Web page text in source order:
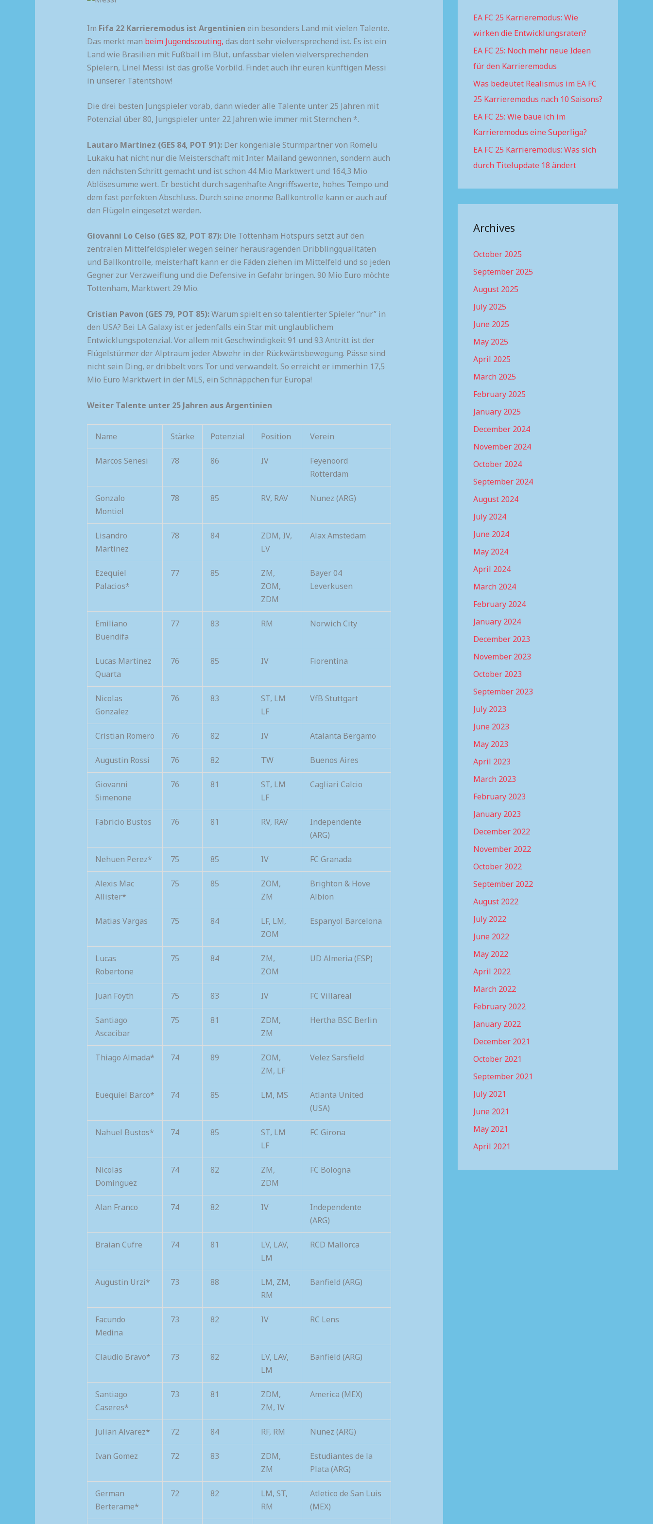
Im Fifa 22 Karrieremodus ist Argentinien ein besonders Land mit vielen Talente.
Das merkt man beim Jugendscouting, das dort sehr vielversprechend ist. Es ist ein
Land wie Brasilien mit Fußball im Blut, unfassbar vielen vielversprechenden
Spielern, Linel Messi ist das große Vorbild. Findet auch ihr euren künftigen Messi
in unserer Tatentshow!
Die drei besten Jungspieler vorab, dann wieder alle Talente unter 25 Jahren mit
Potenzial über 80, Jungspieler unter 22 Jahren wie immer mit Sternchen *.
Lautaro Martinez (GES 84, POT 91):Der kongeniale Sturmpartner von Romelu
Lukaku hat nicht nur die Meisterschaft mit Inter Mailand gewonnen, sondern auch
den nächsten Schritt gemacht und ist schon 44 Mio Marktwert und 164,3 Mio
Ablösesumme wert. Er besticht durch sagenhafte Angriffswerte, hohes Tempo und
dem fast perfekten Abschluss. Durch seine enorme Ballkontrolle kann er auch auf
den Flügeln eingesetzt werden.
Giovanni Lo Celso (GES 82, POT 87):Die Tottenham Hotspurs setzt auf den
zentralen Mittelfeldspieler wegen seiner herausragenden Dribblingqualitäten
und Ballkontrolle, meisterhaft kann er die Fäden ziehen im Mittelfeld und so jeden
Gegner zur Verzweiflung und die Defensive in Gefahr bringen. 90 Mio Euro möchte
Tottenham, Marktwert 29 Mio.
Cristian Pavon (GES 79, POT 85):Warum spielt en so talentierter Spieler “nur” in
den USA? Bei LA Galaxy ist er jedenfalls ein Star mit unglaublichem
Entwicklungspotenzial. Vor allem mit Geschwindigkeit 91 und 93 Antritt ist der
Flügelstürmer der Alptraum jeder Abwehr in der Rückwärtsbewegung. Pässe sind
nicht sein Ding, er dribbelt vors Tor und verwandelt. So erreicht er immerhin 17,5
Mio Euro Marktwert in der MLS, ein Schnäppchen für Europa!
Weiter Talente unter 25 Jahren aus Argentinien
Name Stärke Potenzial Position Verein
Marcos Senesi 78 86 IV
Feyenoord
Rotterdam
Gonzalo
Montiel
78 85 RV, RAV Nunez (ARG)
Lisandro
Martinez
78 84
ZDM, IV,
LV
Alax Amstedam
Ezequiel
Palacios*
77 85
ZM,
ZOM,
ZDM
Bayer 04
Leverkusen
Emiliano
Buendifa
77 83 RM Norwich City
Lucas Martinez
Quarta
76 85 IV Fiorentina
Nicolas
Gonzalez
76 83
ST, LM
LF
VfB Stuttgart
Cristian Romero 76 82 IV Atalanta Bergamo
Augustin Rossi 76 82 TW Buenos Aires
Giovanni
Simenone
76 81
ST, LM
LF
Cagliari Calcio
Fabricio Bustos 76 81 RV, RAV
Independente
(ARG)
Nehuen Perez* 75 85 IV FC Granada
Alexis Mac
Allister*
75 85
ZOM,
ZM
Brighton & Hove
Albion
Matias Vargas 75 84
LF, LM,
ZOM
Espanyol Barcelona
Lucas
Robertone
75 84
ZM,
ZOM
UD Almeria (ESP)
Juan Foyth 75 83 IV FC Villareal
Santiago
Ascacibar
75 81
ZDM,
ZM
Hertha BSC Berlin
Thiago Almada* 74 89
ZOM,
ZM, LF
Velez Sarsfield
Euequiel Barco* 74 85 LM, MS
Atlanta United
(USA)
Nahuel Bustos* 74 85
ST, LM
LF
FC Girona
Nicolas
Dominguez
74 82
ZM,
ZDM
FC Bologna
Alan Franco 74 82 IV
Independente
(ARG)
Braian Cufre 74 81
LV, LAV,
LM
RCD Mallorca
Augustin Urzi* 73 88
LM, ZM,
RM
Banfield (ARG)
Facundo
Medina
73 82 IV RC Lens
Claudio Bravo* 73 82
LV, LAV,
LM
Banfield (ARG)
Santiago
Caseres*
73 81
ZDM,
ZM, IV
America (MEX)
Julian Alvarez* 72 84 RF, RM Nunez (ARG)
Ivan Gomez 72 83
ZDM,
ZM
Estudiantes de la
Plata (ARG)
German
Berterame*
72 82
LM, ST,
RM
Atletico de San Luis
(MEX)
f
o
r
:
EA FC 25 Karrieremodus: Wie
wirken die Entwicklungsraten?
EA FC 25: Noch mehr neue Ideen
für den Karrieremodus
Was bedeutet Realismus im EA FC
25 Karrieremodus nach 10 Saisons?
EA FC 25: Wie baue ich im
Karrieremodus eine Superliga?
EA FC 25 Karrieremodus: Was sich
durch Titelupdate 18 ändert
Archives
October 2025
September 2025
August 2025
July 2025
June 2025
May 2025
April 2025
March 2025
February 2025
January 2025
December 2024
November 2024
October 2024
September 2024
August 2024
July 2024
June 2024
May 2024
April 2024
March 2024
February 2024
January 2024
December 2023
November 2023
October 2023
September 2023
July 2023
June 2023
May 2023
April 2023
March 2023
February 2023
January 2023
December 2022
November 2022
October 2022
September 2022
August 2022
July 2022
June 2022
May 2022
April 2022
March 2022
February 2022
January 2022
December 2021
October 2021
September 2021
July 2021
June 2021
May 2021
April 2021